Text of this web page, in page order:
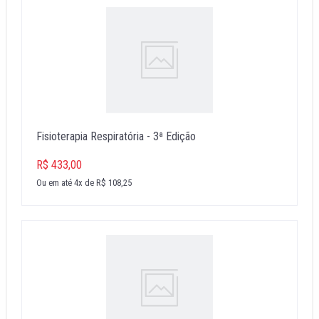
Fisioterapia Respiratória - 3ª Edição
R$ 433,00
Ou em até 4x de R$ 108,25